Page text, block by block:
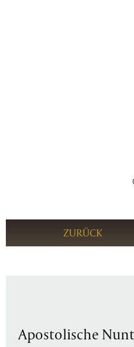
ZURÜCK
Apostolische